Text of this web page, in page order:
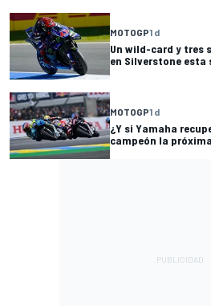
MOTOGP1 d
Un wild-card y tres
en Silverstone esta
MOTOGP1 d
¿Y si Yamaha
campeón la